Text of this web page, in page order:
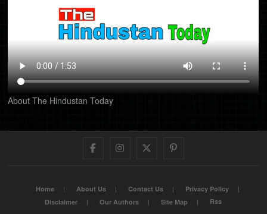
About The Hindustan Today
FacebookInstagram
TwitterPinterest
Home About Us Contact Us
Privacy Policy
Disclaimer
Our Authors Site Map Rss